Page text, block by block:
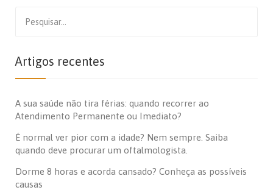
for:
Artigos recentes
A sua saúde não tira férias: quando recorrer ao
Atendimento Permanente ou Imediato?
É normal ver pior com a idade? Nem sempre. Saiba
quando deve procurar um oftalmologista.
Dorme 8 horas e acorda cansado? Conheça as possíveis
causas